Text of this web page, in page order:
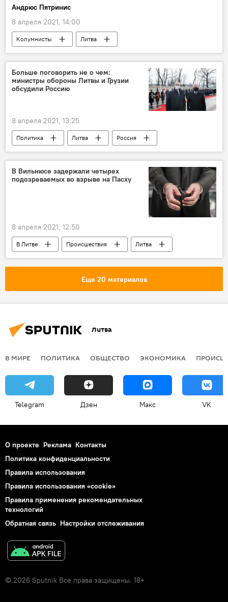
Андрюс Пятринис
8 апреля 2021, 14:00
Колумнисты
Литва
Владимир Путин
Россия опрос
Больше поговорить не о чем:
министры обороны Литвы и Грузии
обсудили Россию
8 апреля 2021, 13:25
Политика Литва
Россия
Арвидас Анушаускас
В Вильнюсе задержали четырех
подозреваемых во взрыве на Пасху
8 апреля 2021, 12:50
В Литве Происшествия
Литва
Вильняле
взрыв
Еще 20 материалов
Литва
В МИРЕ ПОЛИТИКА ОБЩЕСТВО ЭКОНОМИКА
Telegram Дзен Макс VK
О проекте Реклама Контакты
Политика конфиденциальности
Правила использования
Правила использования «cookie»
Правила применения рекомендательных
технологий
Обратная связь Настройки отслеживания
© 2026 Sputnik Все права защищены. 18+